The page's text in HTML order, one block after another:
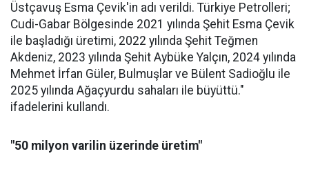
Üstçavuş Esma Çevik'in adı verildi. Türkiye Petrolleri;
Cudi-Gabar Bölgesinde 2021 yılında Şehit Esma Çevik
ile başladığı üretimi, 2022 yılında Şehit Teğmen
Akdeniz, 2023 yılında Şehit Aybüke Yalçın, 2024 yılında
Mehmet İrfan Güler, Bulmuşlar ve Bülent Sadioğlu ile
2025 yılında Ağaçyurdu sahaları ile büyüttü."
ifadelerini kullandı.
"50 milyon varilin üzerinde üretim"